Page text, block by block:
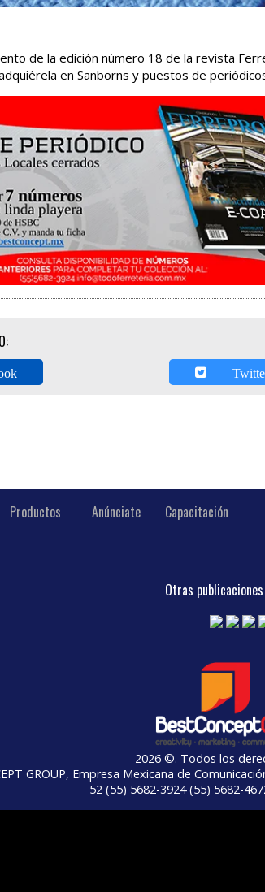
de la edición número 18 de la revista
en Sanborns y puestos de
Productos Anúnciate Capacitación
Otras
2026 ©. Todos los
GROUP, Empresa Mexicana de
52 (55) 5682-3924 (55) 5682-